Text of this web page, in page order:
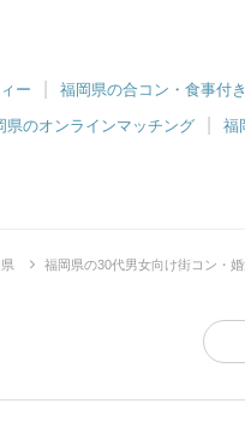
ー 福岡県の合コン・食事付き
県のオンラインマッチング 福
福岡県の30代男女向け街コン・